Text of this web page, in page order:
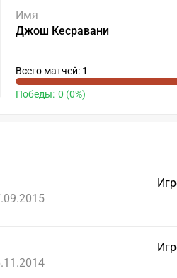
Имя
Джош Кесравани
Всего матчей: 1
Победы: 0 (0%)